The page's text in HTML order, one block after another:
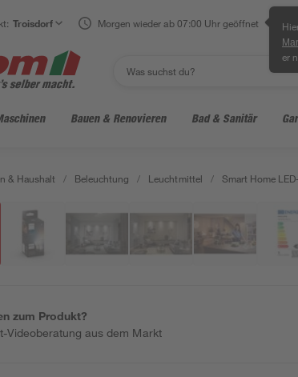
Troisdorf Morgen wieder ab 07:00 Uhr geöffnet
er
Bauen & Renovieren Bad & Sanitär
& Haushalt / Beleuchtung / Leuchtmittel / Smart Home
zum Produkt?
Videoberatung aus dem Markt